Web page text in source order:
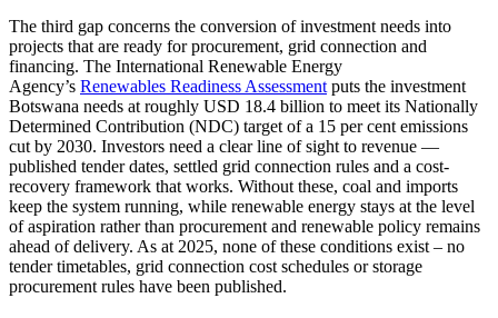
The third gap concerns the conversion of investment needs into
projects that are ready for procurement, grid connection and
financing. The International Renewable Energy
Agency’s Renewables Readiness Assessmentputs the investment
Botswana needs at roughly USD 18.4 billion to meet its Nationally
Determined Contribution (NDC) target of a 15 per cent emissions
cut by 2030. Investors need a clear line of sight to revenue —
published tender dates, settled grid connection rules and a cost-
recovery framework that works. Without these, coal and imports
keep the system running, while renewable energy stays at the level
of aspiration rather than procurement and renewable policy remains
ahead of delivery. As at 2025, none of these conditions exist – no
tender timetables, grid connection cost schedules or storage
procurement rules have been published.